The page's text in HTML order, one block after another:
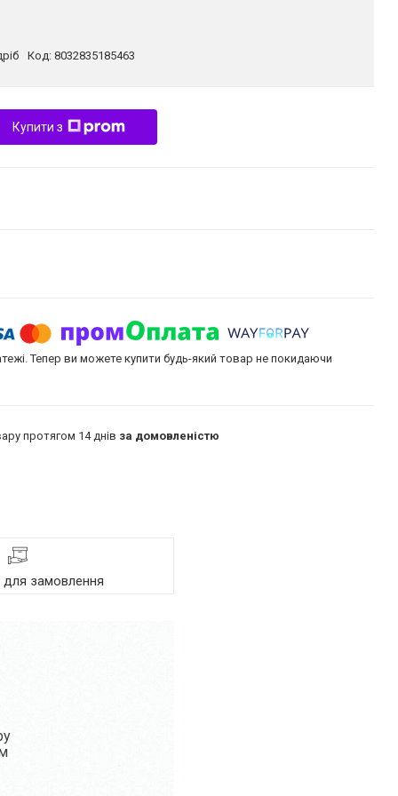
Код: 8032835185463
Купити з
Тепер ви можете купити будь-який товар не покидаючи
протягом 14 днів за домовленістю
для замовлення